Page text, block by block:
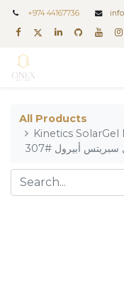
+974 44167736
All Products
Kinetics
أبيرول #307